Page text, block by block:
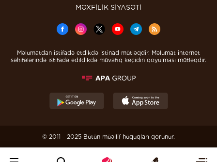
MƏXFİLİK SİYASƏTİ
Məlumatdan istifadə etdikdə istinad mütləqdir. Məlumat internet
səhifələrində istifadə edildikdə müvafiq keçidin qoyulması mütləqdir.
© 2011 - 2025 Bütün müəllif hüquqları qorunur.